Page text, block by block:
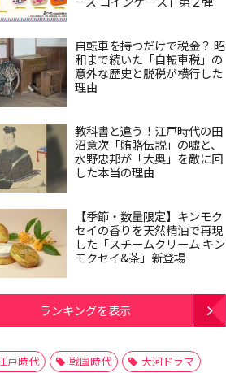
自転車を持つだけで税金？ 昭
和まで続いた「自転車税」の
意外な歴史と脱税が横行した
理由
教科書と違う！江戸時代の田
沼意次「賄賂伝説」の嘘と、
水野忠邦が「大奥」を敵に回
した本当の理由
【季節・数量限定】キンモク
セイの香りを天然精油で再現
した「スチームクリーム キン
モクセイ&茶」新登場
ランキングを表示
戸時代 戦国時代
大河ドラマ